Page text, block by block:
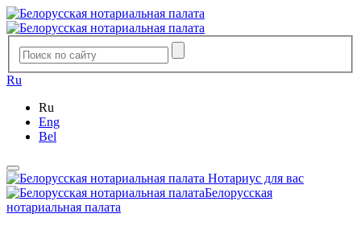
Ru
Ru
Eng
Bel
Нотариус для вас
Белорусская
нотариальная палата